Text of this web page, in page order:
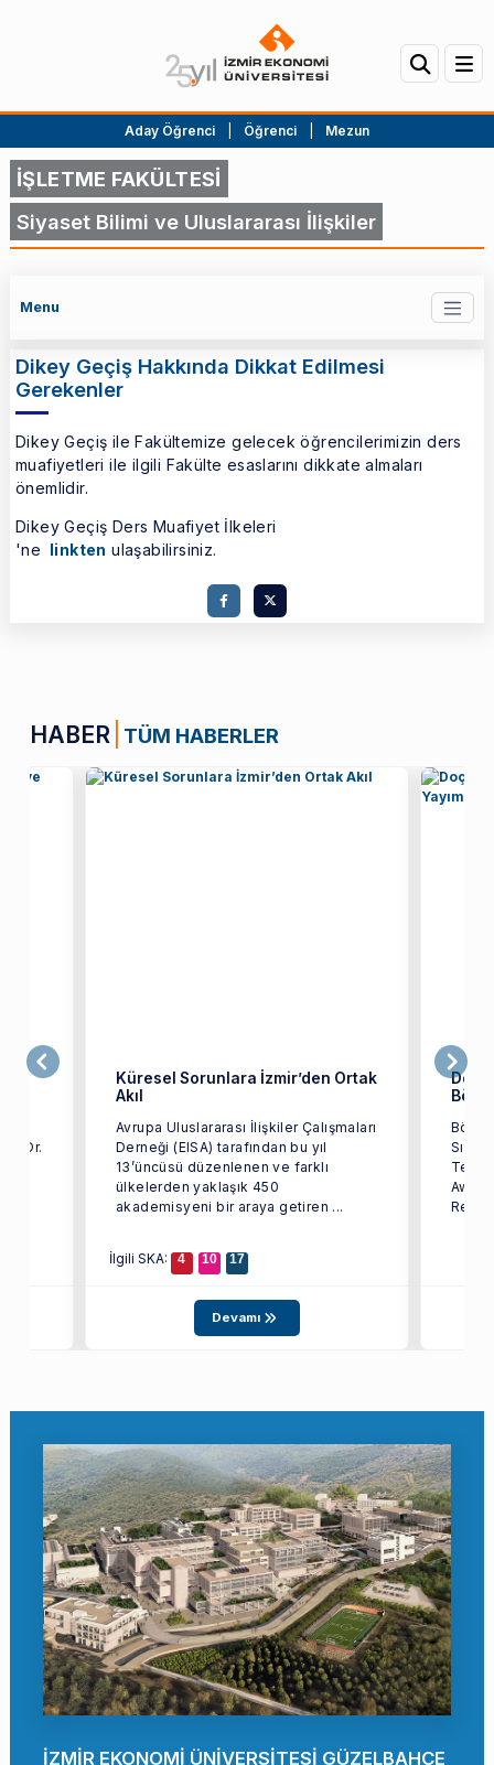
Aday Öğrenci Öğrenci Mezun
İŞLETME FAKÜLTESİ
Siyaset Bilimi ve Uluslararası İlişkiler
Menu
Dikey Geçiş Hakkında Dikkat Edilmesi
Gerekenler
Dikey Geçiş ile Fakültemize gelecek öğrencilerimizin ders
muafiyetleri ile ilgili Fakülte esaslarını dikkate almaları
önemlidir.
Dikey Geçiş Ders Muafiyet İlkeleri
'ne linkten ulaşabilirsiniz.
HABER TÜM HABERLER
Dr.
Küresel Sorunlara İzmir’den Ortak
Akıl
Avrupa Uluslararası İlişkiler Çalışmaları
Derneği (EISA) tarafından bu yıl
13’üncüsü düzenlenen ve farklı
ülkelerden yaklaşık 450
akademisyeni bir araya getiren ...
İlgili SKA: 4 10 17
Devamı
Doç.
Sıtkı
İZMİR EKONOMİ ÜNİVERSİTESİ GÜZELBAHÇE